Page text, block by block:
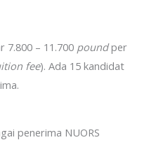
7.800 – 11.700 poundper
fee). Ada 15 kandidat
penerima NUORS